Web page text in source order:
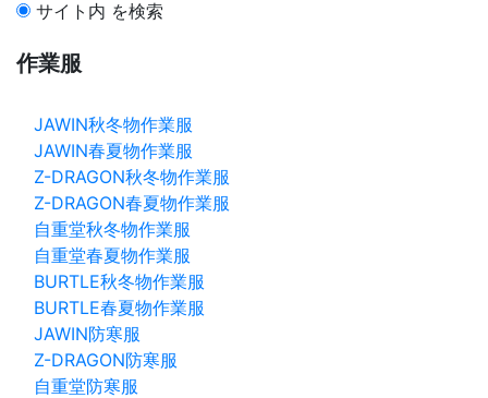
サイト内 を検索
作業服
JAWIN秋冬物作業服
JAWIN春夏物作業服
Z-DRAGON秋冬物作業服
Z-DRAGON春夏物作業服
自重堂秋冬物作業服
自重堂春夏物作業服
BURTLE秋冬物作業服
BURTLE春夏物作業服
JAWIN防寒服
Z-DRAGON防寒服
自重堂防寒服